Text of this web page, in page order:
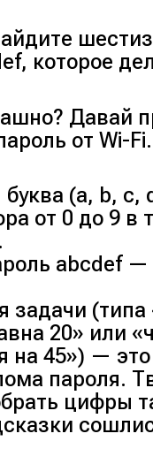
которое
Давай
от Wi-Fi.
буква (a, b, c,
от 0 до 9 в
abcdef —
задачи
20» или
на 45») —
пароля.
цифры